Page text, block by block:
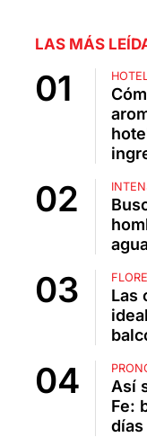
LAS MÁS
Las
Así
Fe:
días